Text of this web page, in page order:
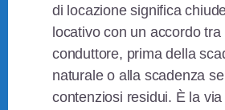
di locazione significa
locativo con un accordo
conduttore, prima della
naturale o alla scadenza
contenziosi residui. È la